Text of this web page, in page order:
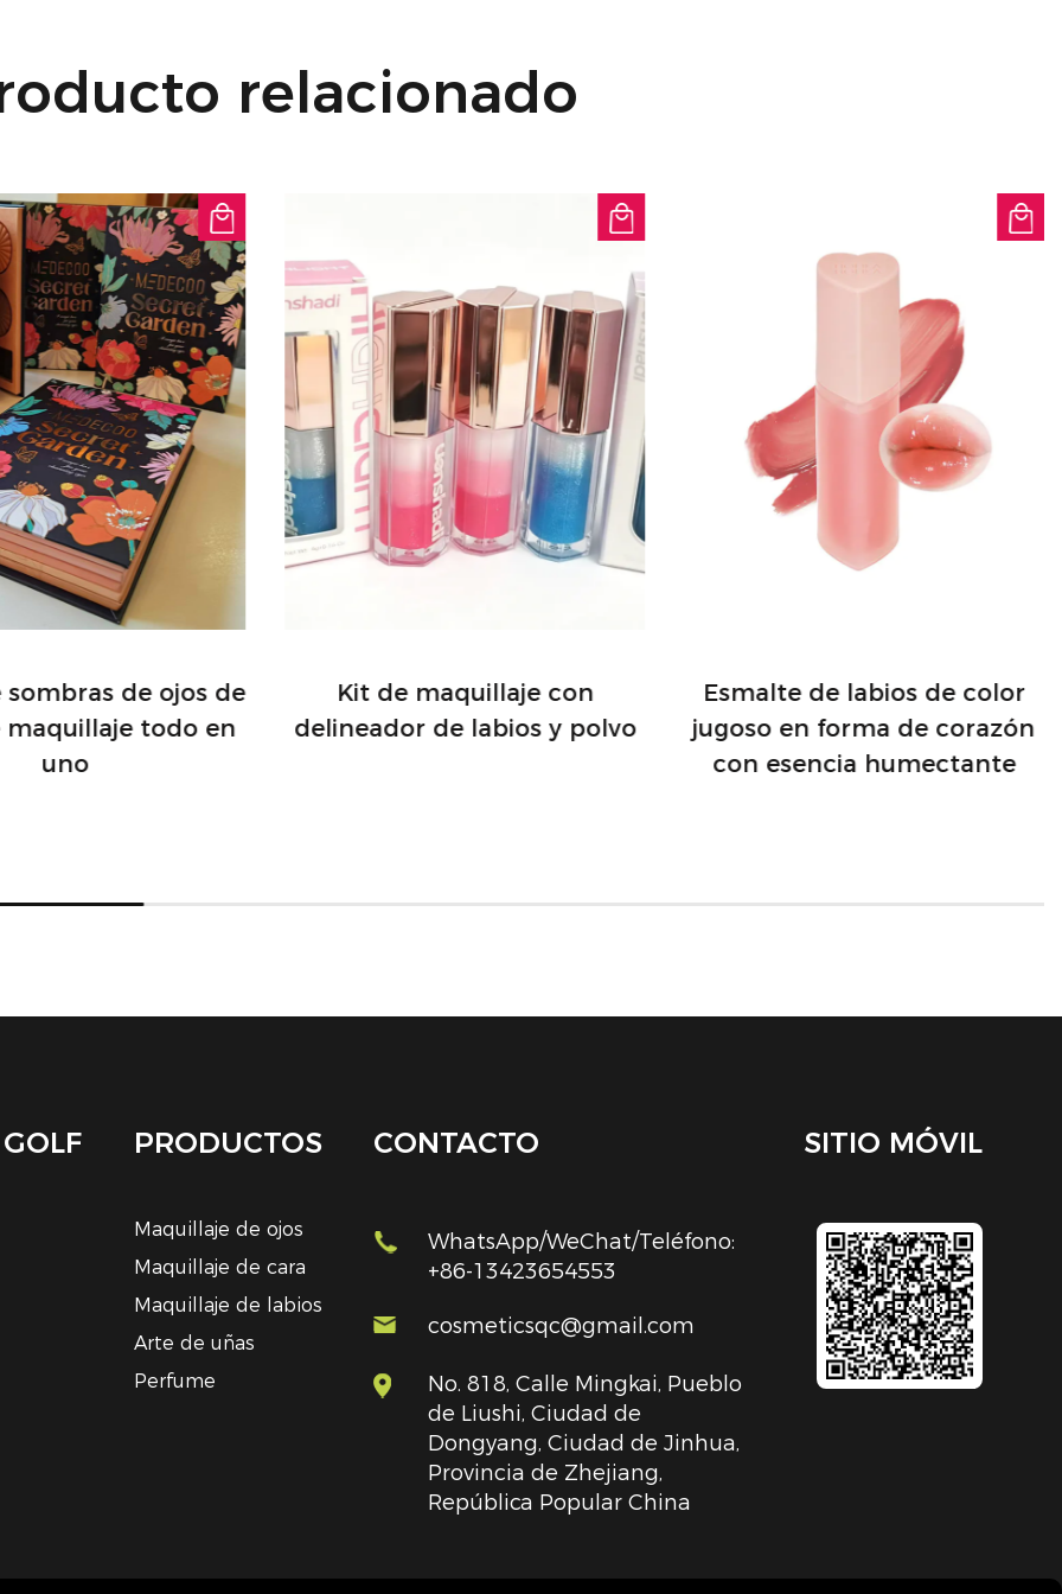
de iluminadores ofrece una excelente rentabilidad de
Elección de regalo perfecta: compacta y liviana, esta
paleta de iluminadores brillantes es un excelente
regalo para amigos o familiares. Ideal para cumpleaños,
espectáculos de cosmética, fiestas de baile o uso
diario, es un maravilloso regalo para cualquier amante
del maquillaje.
Con la paleta de maquillaje iluminador Pearl White
Silver Shimmer, lograr una apariencia hermosa y
brillante nunca ha sido tan fácil. ¡Abraza el brillo y el
relacionado
sombras de ojos de
maquillaje todo en
uno
Kit de maquillaje con
delineador de labios y polvo
Esmalte de labios de color
jugoso en forma de corazón
con esencia humectante
PRODUCTOS
Maquillaje de ojos
Maquillaje de cara
Maquillaje de labios
Arte de uñas
Perfume
CONTACTO
WhatsApp/WeChat/Teléfono:
+86-13423654553
cosmeticsqc@gmail.com
No. 818, Calle Mingkai, Pueblo
de Liushi, Ciudad de
Dongyang, Ciudad de Jinhua,
Provincia de Zhejiang,
República Popular China
SITIO MÓVIL